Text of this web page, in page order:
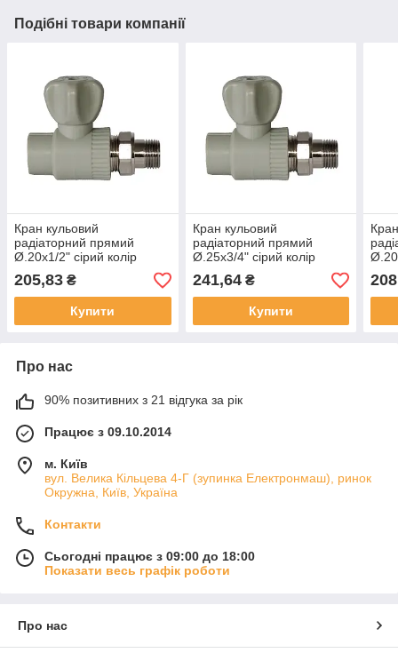
Подібні товари компанії
Кран кульовий
радіаторний прямий
Ø.20x1/2" сірий колір
(10/60шт) ASCO®
205,83 ₴
Купити
Кран кульовий
радіаторний прямий
Ø.25x3/4" сірий колір
(5/50шт) ASCO®
241,64₴
Купити
(10/
Про нас
90% позитивних з 21 відгука за рік
Працює з 09.10.2014
м. Київ
вул. Велика Кільцева 4-Г (зупинка Електронмаш), ринок
Окружна, Київ, Україна
Контакти
Сьогодні працює з 09:00 до 18:00
Показати весь графік роботи
Про нас